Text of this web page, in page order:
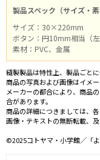
製品スペック（サイズ・素
サイズ：30×220mm
ボタン：円10mm相当（
素材：PVC、金属
縫製製品は特性上、製品ごと
商品の写真および画像はイメ
メーカーの都合により、商品
合があります。
商品の詳細につきましては、
画像・テキストの無断転載、
©2025コトヤマ・小学館／「